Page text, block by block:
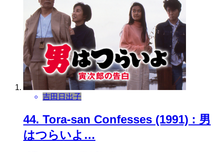
吉田日出子
44. Tora-san Confesses (1991) : 男
はつらいよ…